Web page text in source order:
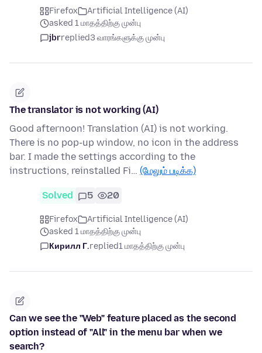
Firefox
Artificial Intelligence (AI)
asked 1 மாதத்திற்கு முன்பு
jbrreplied3 வாரங்களுக்கு முன்பு
The translator is not working (AI)
Good afternoon! Translation (AI) is not working.
There is no pop-up window, no icon in the address
bar. I made the settings according to the
instructions, reinstalled Fi… (மேலும் படிக்க)
Solved 5 20
Firefox
Artificial Intelligence (AI)
asked 1 மாதத்திற்கு முன்பு
Кирилл Г.replied1 மாதத்திற்கு முன்பு
Can we see the "Web" feature placed as the second
option instead of "All" in the menu bar when we
search?